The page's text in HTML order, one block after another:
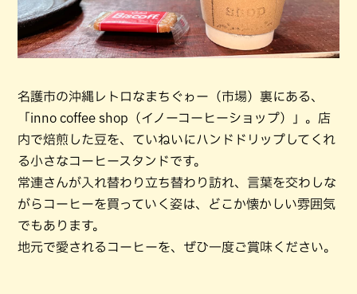
名護市の沖縄レトロなまちぐゎー（市場）裏にある、
「inno coffee shop（イノーコーヒーショップ）」。店
内で焙煎した豆を、ていねいにハンドドリップしてくれ
る小さなコーヒースタンドです。
常連さんが入れ替わり立ち替わり訪れ、言葉を交わしな
がらコーヒーを買っていく姿は、どこか懐かしい雰囲気
でもあります。
地元で愛されるコーヒーを、ぜひ一度ご賞味ください。